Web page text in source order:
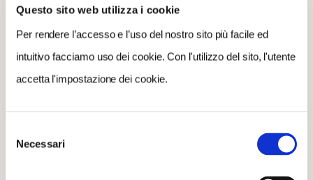
Questo sito web utilizza i cookie
Per rendere l’accesso e l’uso del nostro sito più facile ed
intuitivo facciamo uso dei cookie. Con l'utilizzo del sito, l'utente
accetta l'impostazione dei cookie.
delNecessari